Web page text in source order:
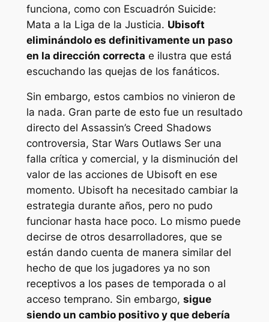
funciona, como con Escuadrón Suicide:
Mata a la Liga de la Justicia. Ubisoft
eliminándolo es definitivamente un paso
en la dirección correcta e ilustra que está
escuchando las quejas de los fanáticos.
Sin embargo, estos cambios no vinieron de
la nada. Gran parte de esto fue un resultado
directo del Assassin’s Creed Shadows
controversia, Star Wars Outlaws Ser una
falla crítica y comercial, y la disminución del
valor de las acciones de Ubisoft en ese
momento. Ubisoft ha necesitado cambiar la
estrategia durante años, pero no pudo
funcionar hasta hace poco. Lo mismo puede
decirse de otros desarrolladores, que se
están dando cuenta de manera similar del
hecho de que los jugadores ya no son
receptivos a los pases de temporada o al
acceso temprano. Sin embargo, sigue
siendo un cambio positivo y que debería